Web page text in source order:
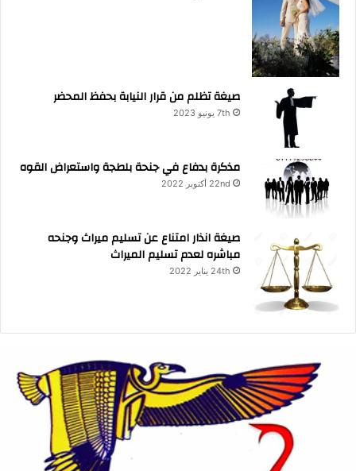
صيغة تظلم من قرار النيابة بحفظ المحضر
7th يونيو 2023
مذكرة بدفاع في جنحة بلطجة واستعراض القوه
22nd أكتوبر 2022
صيغة انذار امتناع عن تسليم ميراث وجنحه
مباشره لعدم تسليم الميراث
24th يناير 2022